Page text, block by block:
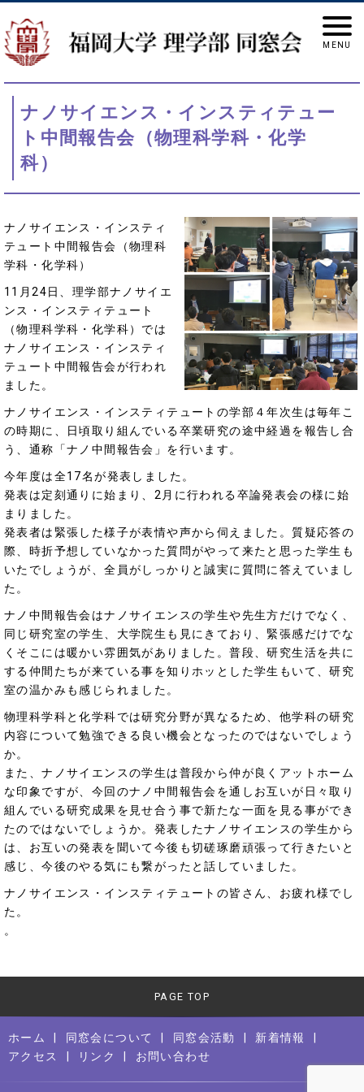
ナノサイエンス・インスティテュー
ト中間報告会（物理科学科・化学
科）
ナノサイエンス・インスティ
テュート中間報告会（物理科
学科・化学科）
11月24日、理学部ナノサイエ
ンス・インスティテュート
（物理科学科・化学科）では
ナノサイエンス・インスティ
テュート中間報告会が行われ
ました。
ナノサイエンス・インスティテュートの学部４年次生は毎年こ
の時期に、日頃取り組んでいる卒業研究の途中経過を報告し合
う、通称「ナノ中間報告会」を行います。
今年度は全17名が発表しました。
発表は定刻通りに始まり、2月に行われる卒論発表会の様に始
まりました。
発表者は緊張した様子が表情や声から伺えました。質疑応答の
際、時折予想していなかった質問がやって来たと思った学生も
いたでしょうが、全員がしっかりと誠実に質問に答えていまし
た。
ナノ中間報告会はナノサイエンスの学生や先生方だけでなく、
同じ研究室の学生、大学院生も見にきており、緊張感だけでな
くそこには暖かい雰囲気がありました。普段、研究生活を共に
する仲間たちが来ている事を知りホッとした学生もいて、研究
室の温かみも感じられました。
物理科学科と化学科では研究分野が異なるため、他学科の研究
内容について勉強できる良い機会となったのではないでしょう
か。
また、ナノサイエンスの学生は普段から仲が良くアットホーム
な印象ですが、今回のナノ中間報告会を通しお互いが日々取り
組んでいる研究成果を見せ合う事で新たな一面を見る事ができ
たのではないでしょうか。発表したナノサイエンスの学生から
は、お互いの発表を聞いて今後も切磋琢磨頑張って行きたいと
感じ、今後のやる気にも繋がったと話していました。
ナノサイエンス・インスティテュートの皆さん、お疲れ様でし
た。
。
PAGE TOP
ホーム 同窓会について 同窓会活動
新着情報
アクセス
リンク お問い合わせ